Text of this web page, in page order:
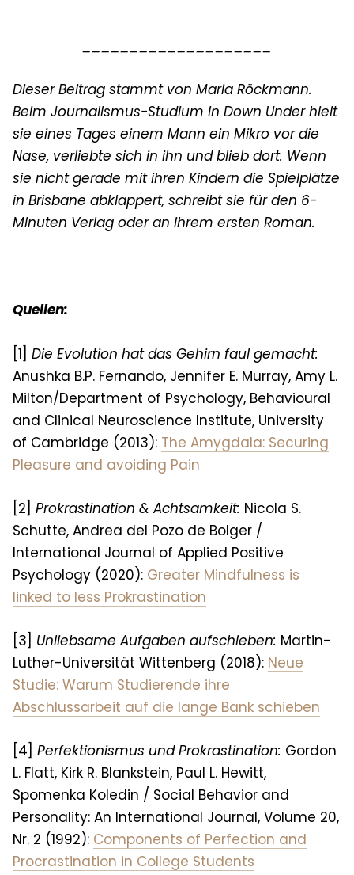
____________________
Dieser Beitrag stammt von Maria Röckmann.
Beim Journalismus-Studium in Down Under hielt
sie eines Tages einem Mann ein Mikro vor die
Nase, verliebte sich in ihn und blieb dort. Wenn
sie nicht gerade mit ihren Kindern die Spielplätze
in Brisbane abklappert, schreibt sie für den 6-
Minuten Verlag oder an ihrem ersten Roman.
Quellen:
[1] Die Evolution hat das Gehirn faul gemacht:
Anushka B.P. Fernando, Jennifer E. Murray, Amy L.
Milton/Department of Psychology, Behavioural
and Clinical Neuroscience Institute, University
of Cambridge (2013): The Amygdala: Securing
Pleasure and avoiding Pain
[2] Prokrastination & Achtsamkeit: Nicola S.
Schutte, Andrea del Pozo de Bolger /
International Journal of Applied Positive
Psychology (2020): Greater Mindfulness is
linked to less Prokrastination
[3] Unliebsame Aufgaben aufschieben: Martin-
Luther-Universität Wittenberg (2018): Neue
Studie: Warum Studierende ihre
Abschlussarbeit auf die lange Bank schieben
[4] Perfektionismus und Prokrastination: Gordon
L. Flatt, Kirk R. Blankstein, Paul L. Hewitt,
Spomenka Koledin / Social Behavior and
Personality: An International Journal, Volume 20,
Nr. 2 (1992): Components of Perfection and
Procrastination in College Students